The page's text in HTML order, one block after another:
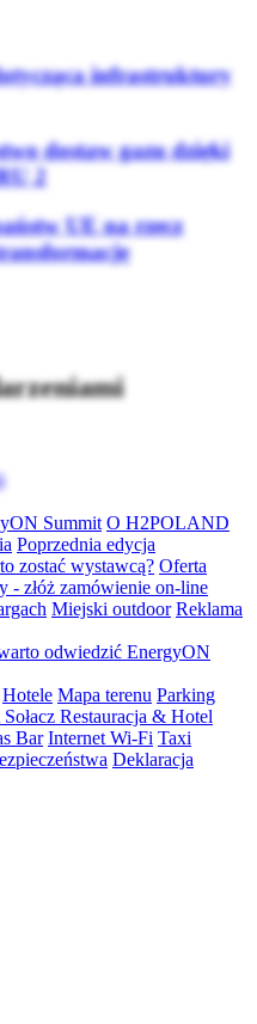
infrastruktury
dostaw gazu dzięki
2
UE na rzecz
Summit O H2POLAND
Poprzednia edycja
zostać wystawcą? Oferta
- złóż zamówienie on-line
Miejski outdoor Reklama
odwiedzić EnergyON
Hotele Mapa terenu Parking
Sołacz Restauracja & Hotel
Bar Internet Wi-Fi Taxi
Deklaracja